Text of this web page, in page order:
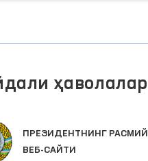
ҳаволалар
ПРЕЗИДЕНТНИНГ РАСМИЙ
ВЕБ-САЙТИ